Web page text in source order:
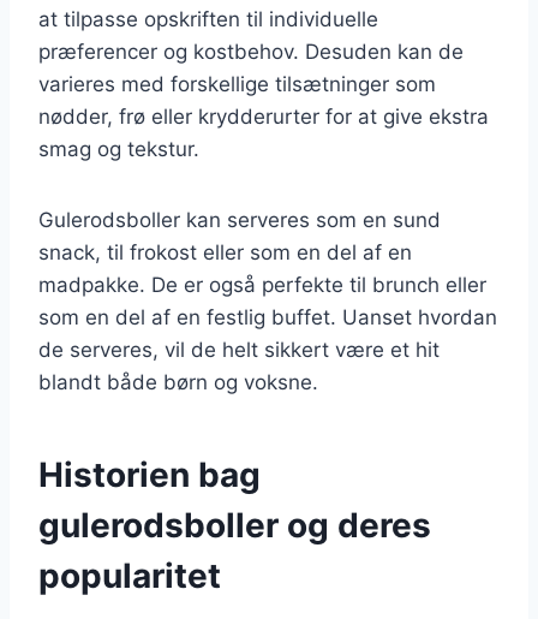
at tilpasse opskriften til individuelle
præferencer og kostbehov. Desuden kan de
varieres med forskellige tilsætninger som
nødder, frø eller krydderurter for at give ekstra
smag og tekstur.
Gulerodsboller kan serveres som en sund
snack, til frokost eller som en del af en
madpakke. De er også perfekte til brunch eller
som en del af en festlig buffet. Uanset hvordan
de serveres, vil de helt sikkert være et hit
blandt både børn og voksne.
Historien bag
gulerodsboller og deres
popularitet